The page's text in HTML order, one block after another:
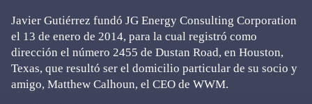
Javier Gutiérrez fundó JG Energy Consulting Corporation
el 13 de enero de 2014, para la cual registró como
dirección el número 2455 de Dustan Road, en Houston,
Texas, que resultó ser el domicilio particular de su socio y
amigo, Matthew Calhoun, el CEO de WWM.